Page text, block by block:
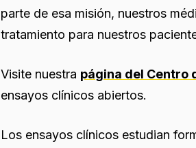
parte de esa misión, nuestros
tratamiento para nuestros
Visite nuestra página del Centro
ensayos clínicos abiertos.
Los ensayos clínicos estudian